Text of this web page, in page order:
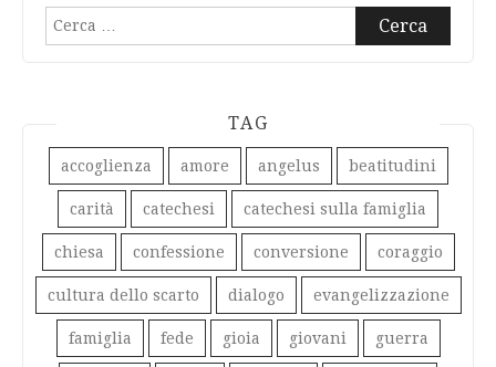
Ricerca
TAG
accoglienza amore angelus beatitudini
carità catechesi catechesi sulla famiglia
chiesa confessione conversione coraggio
cultura dello scarto dialogo evangelizzazione
famiglia fede gioia giovani guerra